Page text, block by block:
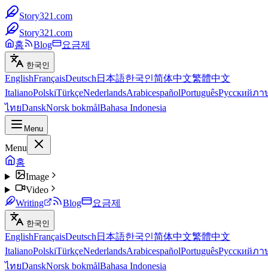
Story321.com
Story321.com
홈
Blog 요금제
한국인
EnglishFrançaisDeutsch 日本語한국인简体中文繁體中文
ItalianoPolskiTürkçeNederlandsArabicespañolPortuguêsРусскийภา
ไทยDanskNorsk bokmålBahasa Indonesia
Menu
Menu
홈
Image
Video
Writing
Blog 요금제
한국인
EnglishFrançaisDeutsch 日本語한국인简体中文繁體中文
ItalianoPolskiTürkçeNederlandsArabicespañolPortuguêsРусскийภา
ไทยDanskNorsk bokmålBahasa Indonesia